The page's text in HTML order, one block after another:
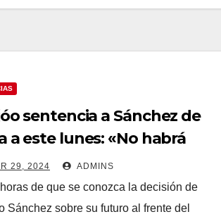
sentencia a Sánchez de
a este lunes: «No habrá
en la dimisión ni
en la resistencia, ya
29, 2024 ADMINS
de que se conozca la decisión de
Sánchez sobre su futuro al frente del